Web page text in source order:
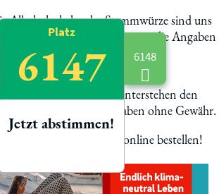
Alkoholgehalt oder Stammwürze sind uns
Helft uns mit und schickt uns die Angaben
& Prost!
Biermarken und Logos unterstehen den
Eigentümer. Alle Angaben ohne Gewähr.
Platz
6147
Jetzt abstimmen!
6148
Kaiser Original jetzt online bestellen!